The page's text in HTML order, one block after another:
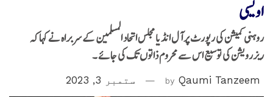
اویسی
روہنی کمیشن کی رپورٹ پر آل انڈیا مجلس اتحاد المسلمین کے سربراہ نے کہا کہ
ریزرویشن کی توسیع اس سے محروم ذاتوں تک کی جائے ۔
by Qaumi Tanzeem ستمبر 3, 2023